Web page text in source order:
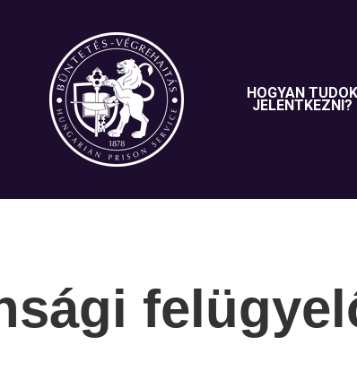
HOGYAN TUDOK
JELENTKEZNI?